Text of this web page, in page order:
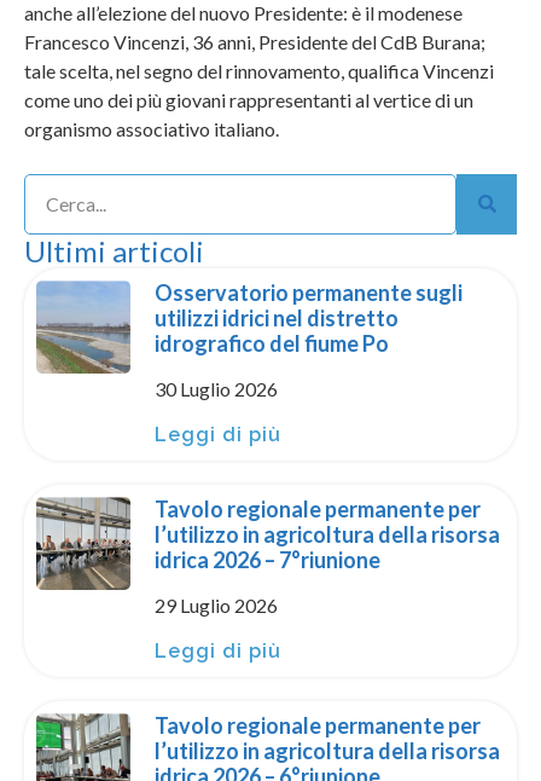
anche all’elezione del nuovo Presidente: è il modenese
Francesco Vincenzi, 36 anni, Presidente del CdB Burana;
tale scelta, nel segno del rinnovamento, qualifica Vincenzi
come uno dei più giovani rappresentanti al vertice di un
organismo associativo italiano.
Ultimi articoli
Osservatorio permanente sugli
utilizzi idrici nel distretto
idrografico del fiume Po
30 Luglio 2026
Leggi di più
Tavolo regionale permanente per
l’utilizzo in agricoltura della risorsa
idrica 2026 – 7°riunione
29 Luglio 2026
Leggi di più
Tavolo regionale permanente per
l’utilizzo in agricoltura della risorsa